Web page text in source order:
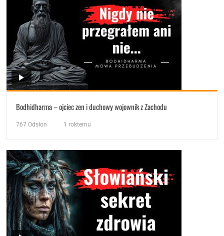
Bodhidharma – ojciec zen i duchowy wojownik z Zachodu
767 Odsłon 1 roktemu